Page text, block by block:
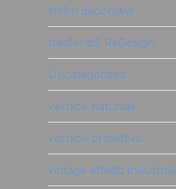
timbri decorativi
trasferibili ReDesign
Uncategorized
vernice naturale
vernice protettiva
vintage effetto industrial